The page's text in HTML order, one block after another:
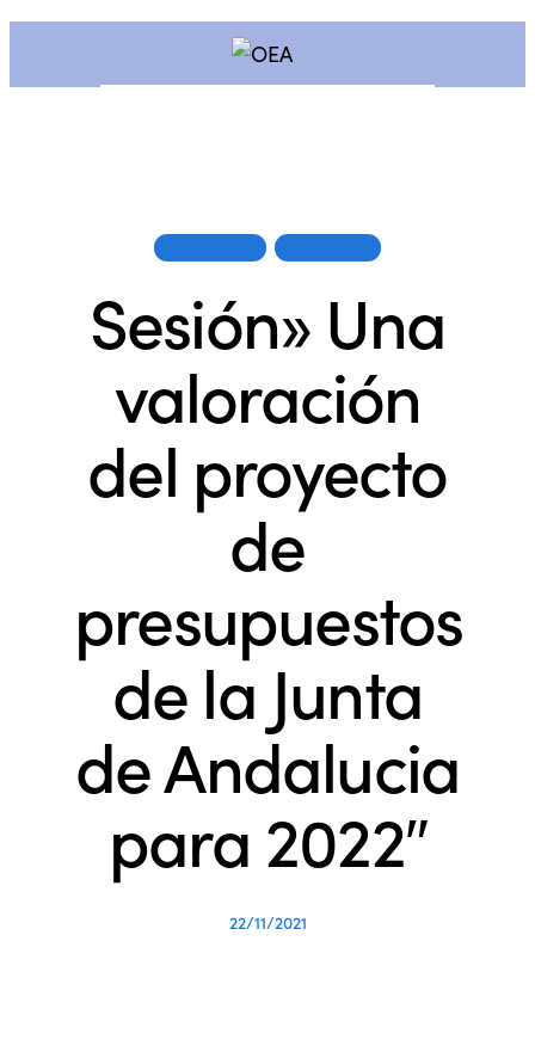
Sesión» Una
valoración
del proyecto
de
presupuestos
de la Junta
de Andalucia
para 2022″
22/11/2021